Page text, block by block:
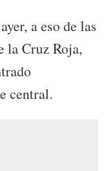
a eso de las
la Cruz Roja,
central.